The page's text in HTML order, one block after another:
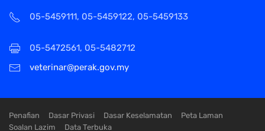
05-5459111, 05-5459122, 05-5459133
05-5472561, 05-5482712
veterinar@perak.gov.my
Penafian Dasar Privasi Dasar Keselamatan
Peta Laman
Soalan Lazim
Data Terbuka